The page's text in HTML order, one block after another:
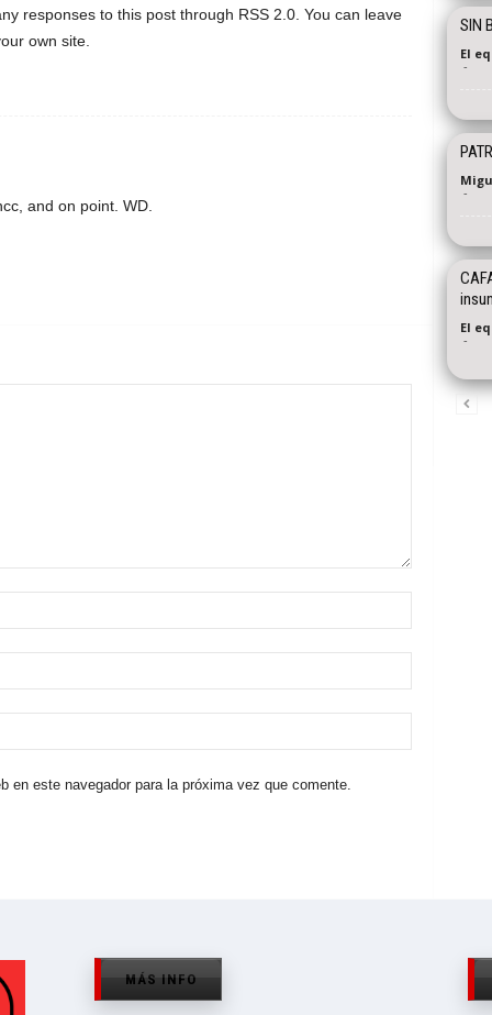
responses to this post through RSS 2.0. You can leave
own site.
and on point. WD.
en este navegador para la próxima vez que comente.
SIN
El
-
-
El
-
MÁS INFO